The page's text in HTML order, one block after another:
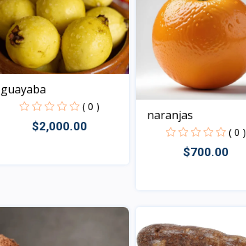
guayaba
( 0 )
$2,000.00
naranjas
( 0 )
$700.00